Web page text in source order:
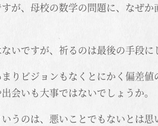
が、母校の数学の問題に、なぜ
いですが、祈るのは最後の手段に
りビジョンもなくとにかく偏差
会いも大事ではないでしょうか。
うのは、悪いことでもないとは